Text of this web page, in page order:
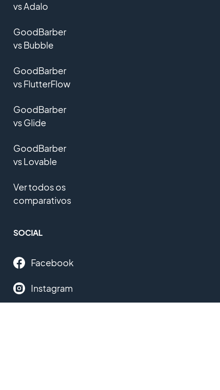
vs Adalo
GoodBarber
vs Bubble
GoodBarber
vs FlutterFlow
GoodBarber
vs Glide
GoodBarber
vs Lovable
Ver todos os
comparativos
SOCIAL
Facebook
Instagram